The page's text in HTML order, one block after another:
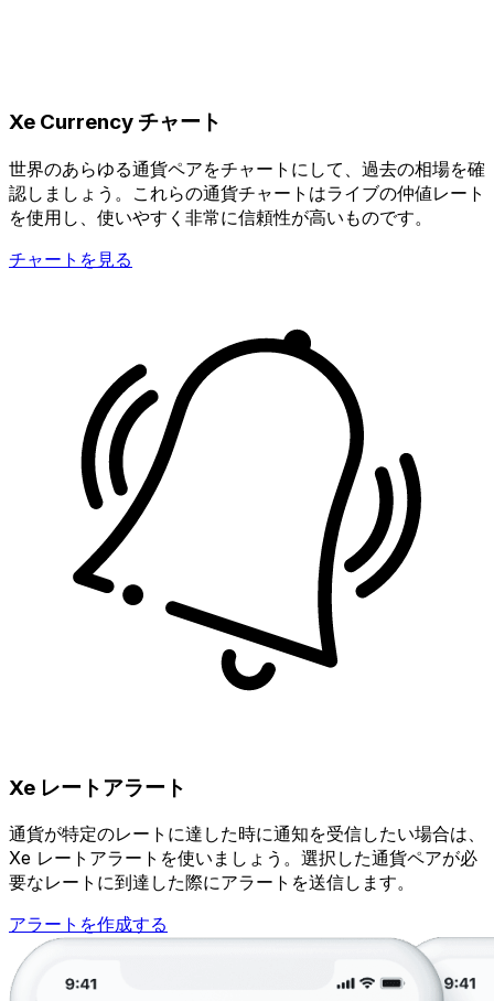
Xe Currency チャート
世界のあらゆる通貨ペアをチャートにして、過去の相場を確
認しましょう。これらの通貨チャートはライブの仲値レート
を使用し、使いやすく非常に信頼性が高いものです。
チャートを見る
Xe レートアラート
通貨が特定のレートに達した時に通知を受信したい場合は、
Xe レートアラートを使いましょう。選択した通貨ペアが必
要なレートに到達した際にアラートを送信します。
アラートを作成する